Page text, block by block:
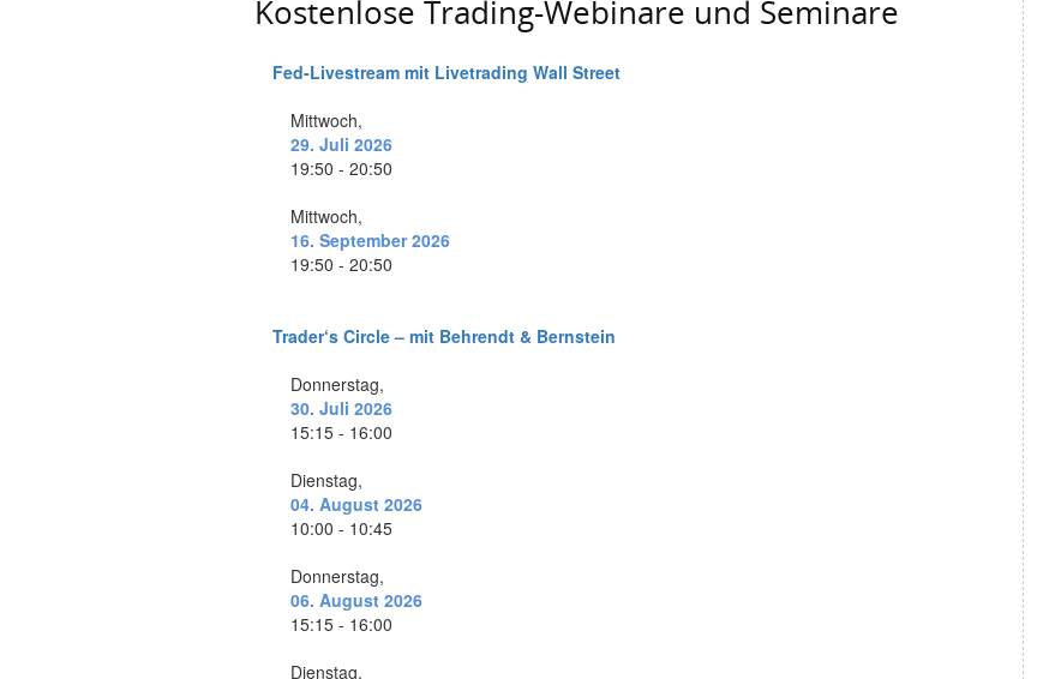
Kostenlose Trading-Webinare und Seminare